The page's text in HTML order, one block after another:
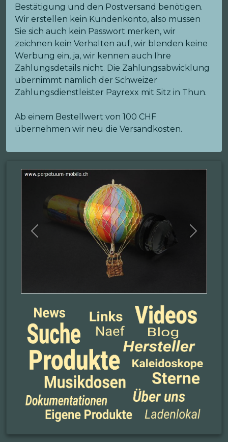
Bestätigung und den Postversand benötigen.
Wir erstellen kein Kundenkonto, also müssen
Sie sich auch kein Passwort merken, wir
zeichnen kein Verhalten auf, wir blenden keine
Werbung ein, ja, wir kennen auch Ihre
Zahlungsdetails nicht. Die Zahlungsabwicklung
übernimmt nämlich der Schweizer
Zahlungsdienstleister Payrexx mit Sitz in Thun.
Ab einem Bestellwert von 100 CHF
übernehmen wir neu die Versandkosten.
Previous Next